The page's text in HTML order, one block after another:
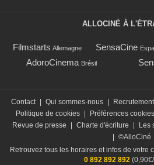
ALLOCINÉ À
Filmstarts Allemagne SensaCine
AdoroCinema Brésil
Contact Qui sommes-nous Recrutement
Politique de cookies
Préférences cookies
Revue de presse
Charte d'écriture Les
©AlloCiné
Retrouvez tous les horaires et infos de votre
0 892 892 892